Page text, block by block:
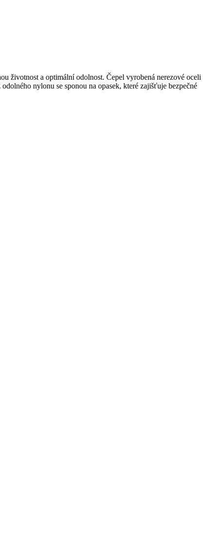
životnost a optimální odolnost. Čepel vyrobená nerezové oceli
nylonu se sponou na opasek, které zajišťuje bezpečné